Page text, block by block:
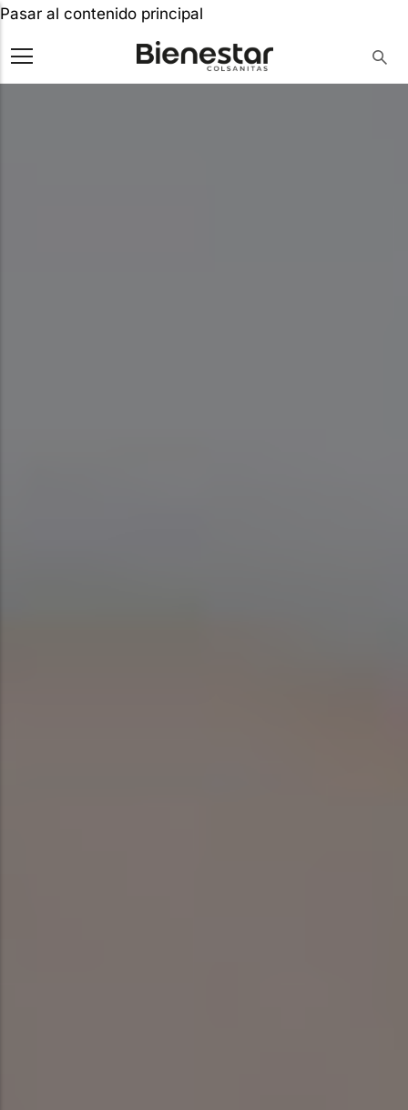
Pasar al contenido principal